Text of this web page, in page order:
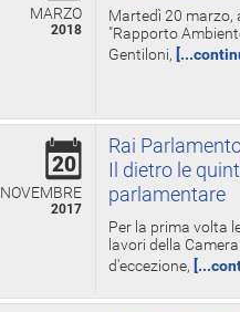
MARZO
2018
Martedì 20 marzo,
"Rapporto
Gentiloni,
20
NOVEMBRE
2017
Rai
Il dietro le
parlamentare
Per la prima volta
lavori della
d'eccezione,